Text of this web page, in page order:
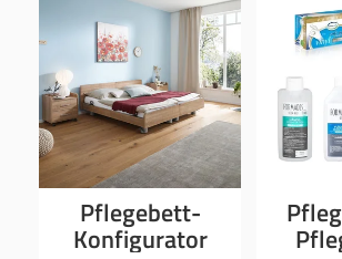
Pflegebett-
Konfigurator